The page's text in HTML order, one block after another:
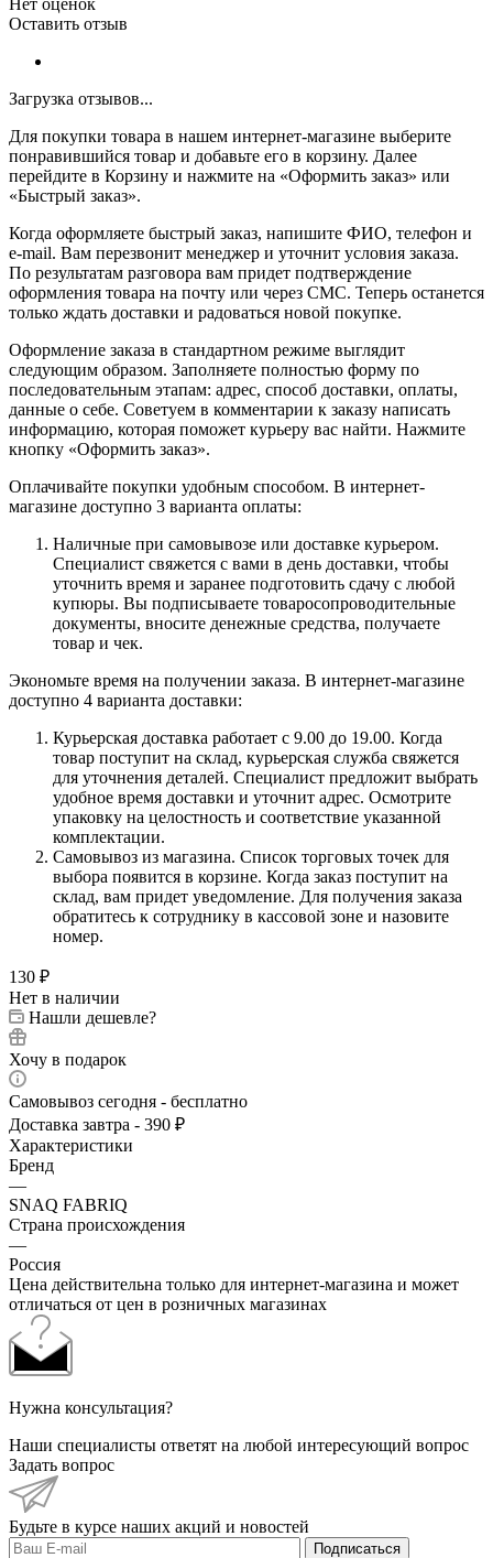
Оставить отзыв
Загрузка отзывов...
Для покупки товара в нашем интернет-магазине выберите
понравившийся товар и добавьте его в корзину. Далее
перейдите в Корзину и нажмите на «Оформить заказ» или
«Быстрый заказ».
Когда оформляете быстрый заказ, напишите ФИО, телефон и
e-mail. Вам перезвонит менеджер и уточнит условия заказа.
По результатам разговора вам придет подтверждение
оформления товара на почту или через СМС. Теперь останется
только ждать доставки и радоваться новой покупке.
Оформление заказа в стандартном режиме выглядит
следующим образом. Заполняете полностью форму по
последовательным этапам: адрес, способ доставки, оплаты,
данные о себе. Советуем в комментарии к заказу написать
информацию, которая поможет курьеру вас найти. Нажмите
кнопку «Оформить заказ».
Оплачивайте покупки удобным способом. В интернет-
магазине доступно 3 варианта оплаты:
Наличные при самовывозе или доставке курьером.
Специалист свяжется с вами в день доставки, чтобы
уточнить время и заранее подготовить сдачу с любой
купюры. Вы подписываете товаросопроводительные
документы, вносите денежные средства, получаете
товар и чек.
Экономьте время на получении заказа. В интернет-магазине
доступно 4 варианта доставки:
Курьерская доставка работает с 9.00 до 19.00. Когда
товар поступит на склад, курьерская служба свяжется
для уточнения деталей. Специалист предложит выбрать
удобное время доставки и уточнит адрес. Осмотрите
упаковку на целостность и соответствие указанной
комплектации.
Самовывоз из магазина. Список торговых точек для
выбора появится в корзине. Когда заказ поступит на
склад, вам придет уведомление. Для получения заказа
обратитесь к сотруднику в кассовой зоне и назовите
номер.
130 ₽
Нет в наличии
Нашли дешевле?
Хочу в подарок
Самовывоз сегодня - бесплатно
Доставка завтра - 390 ₽
Характеристики
Бренд
—
SNAQ FABRIQ
Страна происхождения
—
Россия
Цена действительна только для интернет-магазина и может
отличаться от цен в розничных магазинах
Нужна консультация?
Наши специалисты ответят на любой интересующий вопрос
Задать вопрос
Будьте в курсе наших акций и новостей
Подписаться